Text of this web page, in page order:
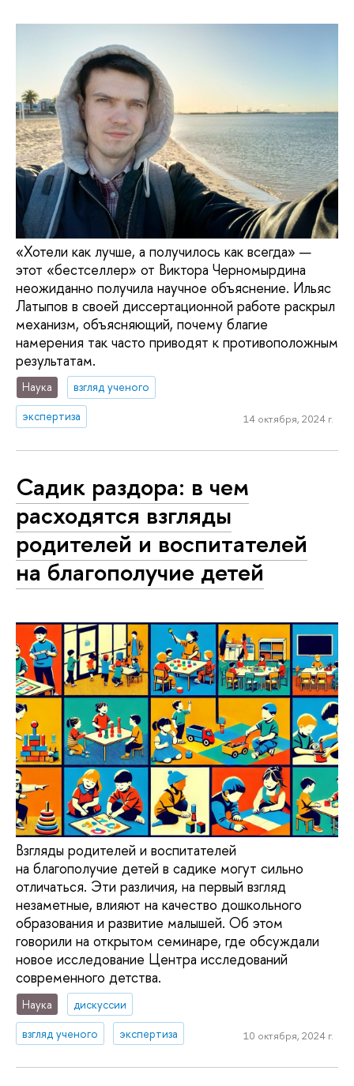
«Хотели как лучше, а получилось как всегда» —
этот «бестселлер» от Виктора Черномырдина
неожиданно получила научное объяснение. Ильяс
Латыпов в своей диссертационной работе раскрыл
механизм, объясняющий, почему благие
намерения так часто приводят к противоположным
результатам.
Наука
взгляд ученого
экспертиза
14 октября, 2024 г.
Садик раздора: в чем
расходятся взгляды
родителей и воспитателей
на благополучие детей
Взгляды родителей и воспитателей
на благополучие детей в садике могут сильно
отличаться. Эти различия, на первый взгляд
незаметные, влияют на качество дошкольного
образования и развитие малышей. Об этом
говорили на открытом семинаре, где обсуждали
новое исследование Центра исследований
современного детства.
Наука
дискуссии
взгляд ученого
экспертиза 10 октября, 2024 г.